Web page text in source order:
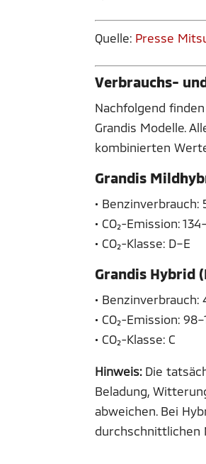
Quelle: Presse
Verbrauchs-
Nachfolgend
Grandis Modelle.
kombinierten
Grandis
• Benzinverbrauch:
• CO₂-Emission:
• CO₂-Klasse: D–E
Grandis Hybrid
• Benzinverbrauch:
• CO₂-Emission:
• CO₂-Klasse: C
Hinweis:Die
Beladung,
abweichen. Bei
durchschnittlichen